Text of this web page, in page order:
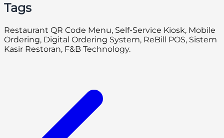
Tags
Restaurant QR Code Menu, Self-Service Kiosk, Mobile
Ordering, Digital Ordering System, ReBill POS, Sistem
Kasir Restoran, F&B Technology.